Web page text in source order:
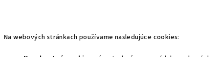
Na webových stránkach používame nasledujúce cookies: